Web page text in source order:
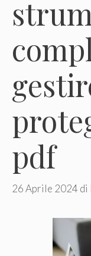
pdf
26 Aprile 2024 di